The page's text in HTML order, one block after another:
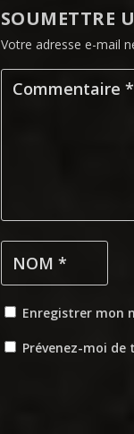
SOUMETTRE
Votre adresse e-mail
Enregistrer mon
Prévenez-moi